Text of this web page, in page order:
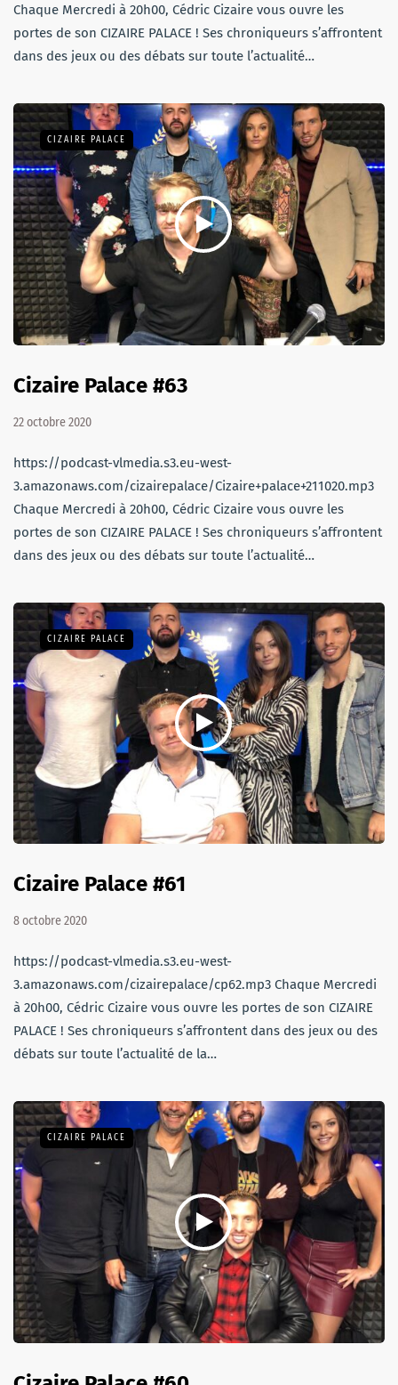
Chaque Mercredi à 20h00, Cédric Cizaire vous ouvre les
portes de son CIZAIRE PALACE ! Ses chroniqueurs s’affrontent
dans des jeux ou des débats sur toute l’actualité…
CIZAIRE PALACE
Cizaire Palace #63
22 octobre 2020
https://podcast-vlmedia.s3.eu-west-
3.amazonaws.com/cizairepalace/Cizaire+palace+211020.mp3
Chaque Mercredi à 20h00, Cédric Cizaire vous ouvre les
portes de son CIZAIRE PALACE ! Ses chroniqueurs s’affrontent
dans des jeux ou des débats sur toute l’actualité…
CIZAIRE PALACE
Cizaire Palace #61
8 octobre 2020
https://podcast-vlmedia.s3.eu-west-
3.amazonaws.com/cizairepalace/cp62.mp3 Chaque Mercredi
à 20h00, Cédric Cizaire vous ouvre les portes de son CIZAIRE
PALACE ! Ses chroniqueurs s’affrontent dans des jeux ou des
débats sur toute l’actualité de la…
CIZAIRE PALACE